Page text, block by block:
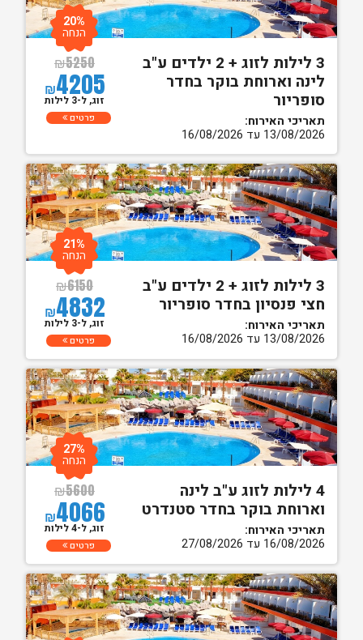
3 לילות לזוג + 2 ילדים ע"ב
לינה וארוחת בוקר בחדר
סופריור
תאריכי האירוח:
13/08/2026 עד 16/08/2026
₪5250
₪4205
20%
הנחה
זוג, ל-3 לילות
פרטים
3 לילות לזוג + 2 ילדים ע"ב
חצי פנסיון בחדר סופריור
תאריכי האירוח:
13/08/2026 עד 16/08/2026
₪6150
₪4832
21%
הנחה
זוג, ל-3 לילות
פרטים
4 לילות לזוג ע"ב לינה
וארוחת בוקר בחדר סטנדרט
תאריכי האירוח:
16/08/2026 עד 27/08/2026
₪5600
₪4066
27%
הנחה
זוג, ל-4 לילות
פרטים